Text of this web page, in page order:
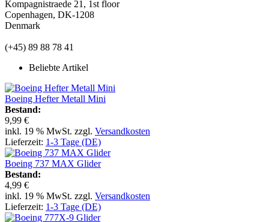
Kompagnistraede 21, 1st floor
Copenhagen, DK-1208
Denmark
(+45) 89 88 78 41
Beliebte Artikel
Boeing Hefter Metall Mini
Bestand:
9,99 €
inkl. 19 % MwSt. zzgl. Versandkosten
Lieferzeit: 1-3 Tage (DE)
Boeing 737 MAX Glider
Bestand:
4,99 €
inkl. 19 % MwSt. zzgl. Versandkosten
Lieferzeit: 1-3 Tage (DE)